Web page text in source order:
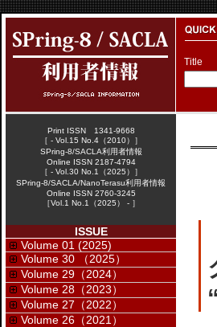
Title
Print ISSN 1341-9668
［ - Vol.15 No.4（2010）］
SPring-8/SACLA利用者情報
Online ISSN 2187-4794
［ - Vol.30 No.1（2025）］
SPring-8/SACLA/NanoTerasu利用者情報
Online ISSN 2760-3245
［Vol.1 No.1（2025） - ］
ISSUE
Volume 01 (2025)
Volume 30 （2025）
Volume 29（2024）
Volume 28（2023）
Volume 27（2022）
Volume 26（2021）